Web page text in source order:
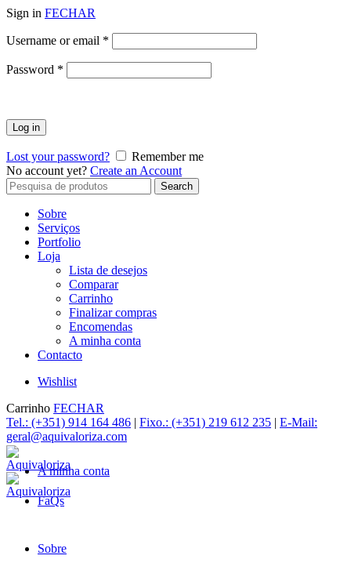
Sign in FECHAR
Username or email *
Password *
Log in
Lost your password?
Remember me
No account yet? Create an Account
Search
for:
Search
Sobre
Serviços
Portfolio
Loja
Lista de desejos
Comparar
Carrinho
Finalizar compras
Encomendas
A minha conta
Contacto
Wishlist
Carrinho FECHAR
Tel.: (+351) 914 164 486 | Fixo.: (+351) 219 612 235 | E-Mail:
geral@aquivaloriza.com
A minha conta
FaQs
Sobre